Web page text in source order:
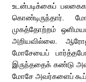
உடன்படிக்கைப்
கொண்டிருந்தார்.
முகத்தோற்றம்
அறியவில்லை.
மோசேயைப்
இருந்ததைக் கண்டு
மோசே அவர்களைப்